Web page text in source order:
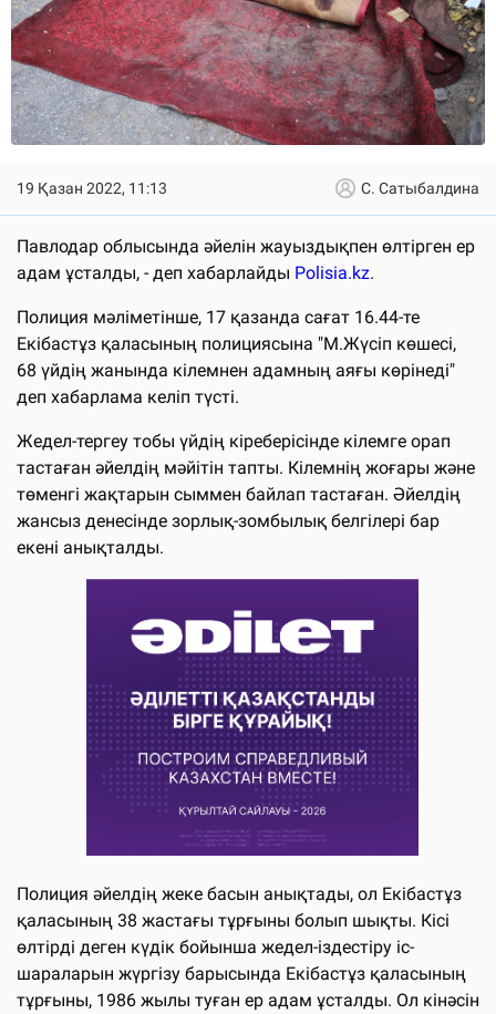
19 Қазан 2022, 11:13 С. Сатыбалдина
Павлодар облысында әйелін жауыздықпен өлтірген ер
адам ұсталды, - деп хабарлайды Polisia.kz.
Полиция мәліметінше, 17 қазанда сағат 16.44-те
Екібастұз қаласының полициясына "М.Жүсіп көшесі,
68 үйдің жанында кілемнен адамның аяғы көрінеді"
деп хабарлама келіп түсті.
Жедел-тергеу тобы үйдің кіреберісінде кілемге орап
тастаған әйелдің мәйітін тапты. Кілемнің жоғары және
төменгі жақтарын сыммен байлап тастаған. Әйелдің
жансыз денесінде зорлық-зомбылық белгілері бар
екені анықталды.
Полиция әйелдің жеке басын анықтады, ол Екібастұз
қаласының 38 жастағы тұрғыны болып шықты. Кісі
өлтірді деген күдік бойынша жедел-іздестіру іс-
шараларын жүргізу барысында Екібастұз қаласының
тұрғыны, 1986 жылы туған ер адам ұсталды. Ол кінәсін